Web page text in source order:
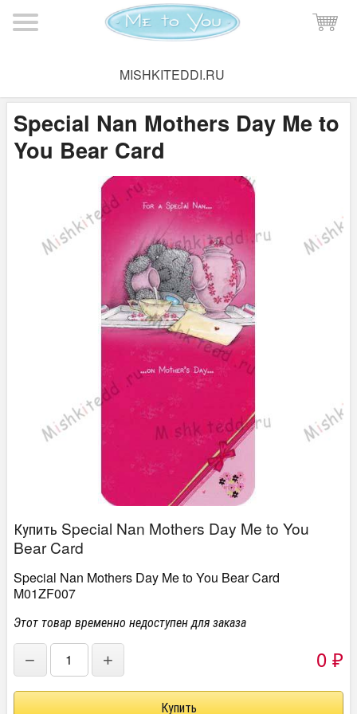
MISHKITEDDI.RU
to You на день матери
Special Nan Mothers Day Me to
You Bear Card
Купить Special Nan Mothers Day Me to You
Bear Card
Special Nan Mothers Day Me to You Bear Card
M01ZF007
Этот товар временно недоступен для заказа
− + 0 ₽